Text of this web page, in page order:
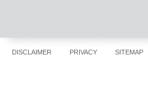
DISCLAIMER PRIVACY SITEMAP